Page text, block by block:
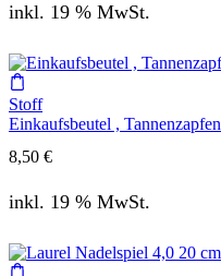
inkl. 19 % MwSt.
Stoff
Einkaufsbeutel , Tannenzapfen
8,50 €
inkl. 19 % MwSt.